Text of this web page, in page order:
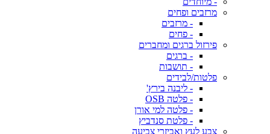
מרזבים ופחים
- מרזבים
- פחים
פירזול ברגים ומחברים
- ברגים
- תושבות
פלטות/לבידים
- ליבנה בירץ'
- פלטה OSB
- פלטה למי אורן
- פלטת סנדביץ
צבע לעץ ואביזרי צביעה